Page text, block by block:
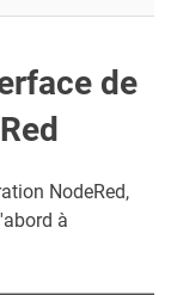
de
NodeRed,
à